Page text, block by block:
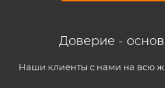
Доверие -
Наши клиенты с нами на всю